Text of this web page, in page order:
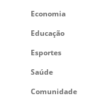
Economia
Educação
Esportes
Saúde
Comunidade